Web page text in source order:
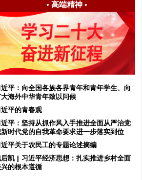
• 高端精神•
平：向全国各族各界青年和青年学生、向
大海外中华青年致以问候
平的青春观
平：坚持从抓作风入手推进全面从严治党
时代党的自我革命要求进一步落实到位
平关于农民工的专题论述摘编
凯 || 习近平经济思想：扎实推进乡村全面
的根本遵循